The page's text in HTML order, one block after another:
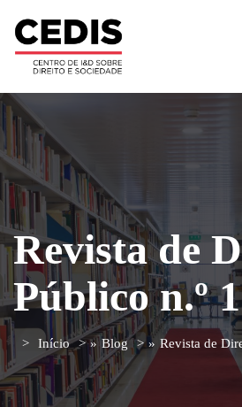
Revista de
Público n.º
Início » Blog » Revista de